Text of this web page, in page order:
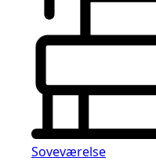
Soveværelse